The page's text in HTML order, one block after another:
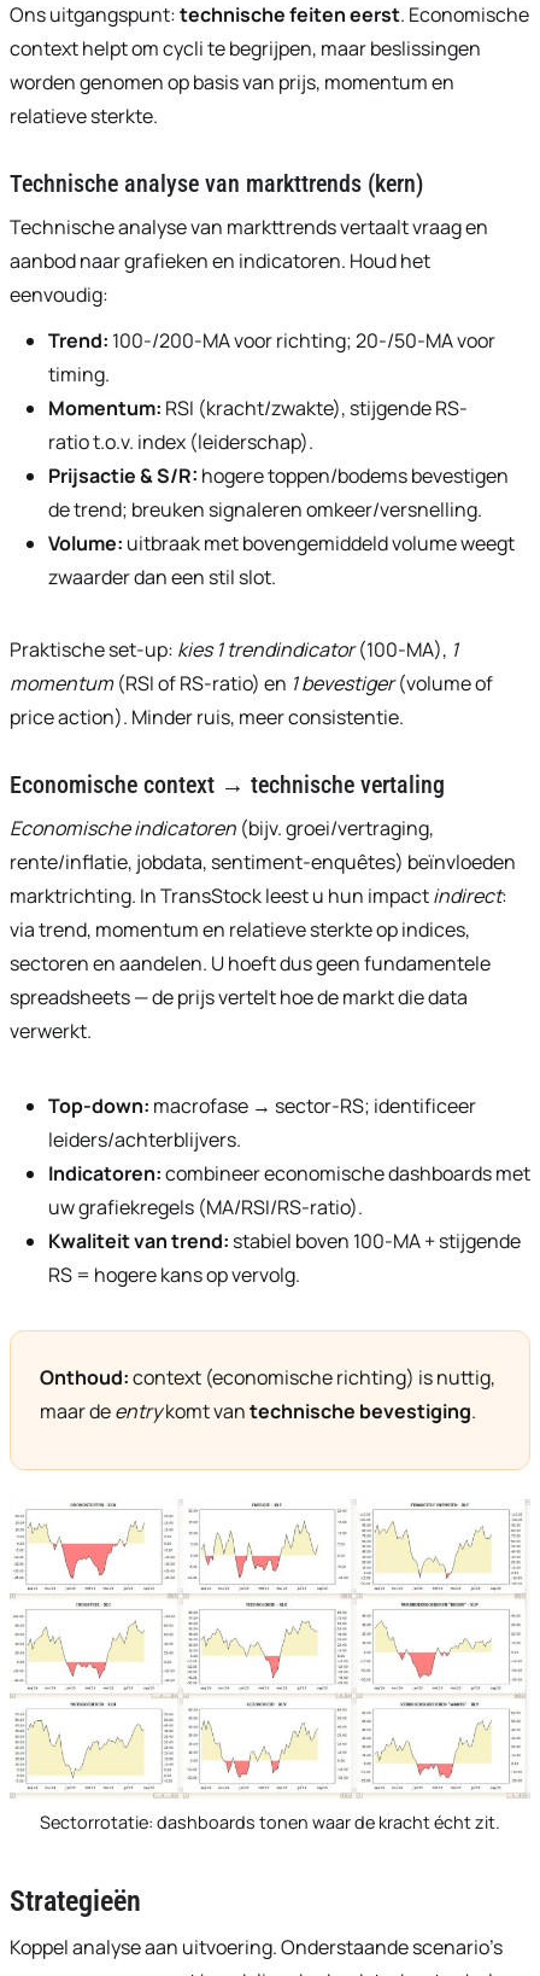
Ons uitgangspunt:technische feiten eerst. Economische
context helpt om cycli te begrijpen, maar beslissingen
worden genomen op basis van prijs, momentum en
relatieve sterkte.
Technische analyse van markttrends (kern)
Technische analyse van markttrends vertaalt vraag en
aanbod naar grafieken en indicatoren. Houd het
eenvoudig:
Trend: 100-/200-MA voor richting; 20-/50-MA voor
timing.
Momentum: RSI (kracht/zwakte), stijgende RS-
ratio t.o.v. index (leiderschap).
Prijsactie & S/R: hogere toppen/bodems bevestigen
de trend; breuken signaleren omkeer/versnelling.
Volume: uitbraak met bovengemiddeld volume weegt
zwaarder dan een stil slot.
Praktische set-up: kies 1 trendindicator(100-MA), 1
momentum(RSI of RS-ratio) en 1 bevestiger(volume of
price action). Minder ruis, meer consistentie.
Economische context → technische vertaling
Economische indicatoren (bijv. groei/vertraging,
rente/inflatie, jobdata, sentiment-enquêtes) beïnvloeden
marktrichting. In TransStock leest u hun impactindirect:
via trend, momentum en relatieve sterkte op indices,
sectoren en aandelen. U hoeft dus geen fundamentele
spreadsheets — de prijs vertelt hoe de markt die data
verwerkt.
Top-down: macrofase → sector-RS; identificeer
leiders/achterblijvers.
Indicatoren:combineer economische dashboards met
uw grafiekregels (MA/RSI/RS-ratio).
Kwaliteit van trend: stabiel boven 100-MA + stijgende
RS = hogere kans op vervolg.
Onthoud:context (economische richting) is nuttig,
maar deentrykomt vantechnische bevestiging.
Sectorrotatie: dashboards tonen waar de kracht écht zit.
Strategieën
Koppel analyse aan uitvoering. Onderstaande scenario’s